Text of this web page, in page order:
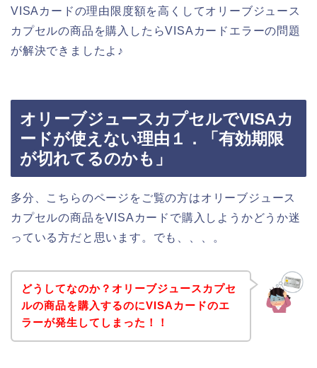
VISAカードの理由限度額を高くしてオリーブジュース
カプセルの商品を購入したらVISAカードエラーの問題
が解決できましたよ♪
オリーブジュースカプセルでVISAカ
ードが使えない理由１．「有効期限
が切れてるのかも」
多分、こちらのページをご覧の方はオリーブジュース
カプセルの商品をVISAカードで購入しようかどうか迷
っている方だと思います。でも、、、。
どうしてなのか？オリーブジュースカプセ
ルの商品を購入するのにVISAカードのエ
ラーが発生してしまった！！